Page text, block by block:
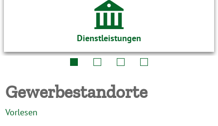
Dienstleistungen
Gewerbestandorte
Vorlesen